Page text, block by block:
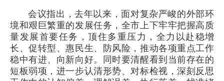
会议指出，去年以来，面对复杂严峻的外部环
境和艰巨繁重的发展任务，全市上下牢牢把握高质
量发展首要任务，顶住多重压力，全力以赴稳增
长、促转型、惠民生、防风险，推动各项重点工作
稳中有进、向新向好。同时要清醒看到当前存在的
短板弱项，进一步认清形势、对标检视，深刻反思